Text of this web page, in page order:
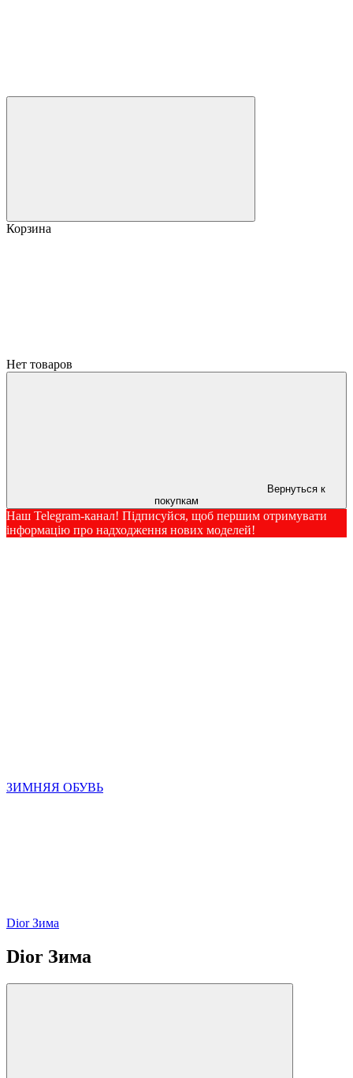
Корзина
Нет товаров
Вернуться к
покупкам
Наш Telegram-канал! Підписуйся, щоб першим отримувати
інформацію про надходження нових моделей!
ЗИМНЯЯ ОБУВЬ
Dior Зима
Dior Зима